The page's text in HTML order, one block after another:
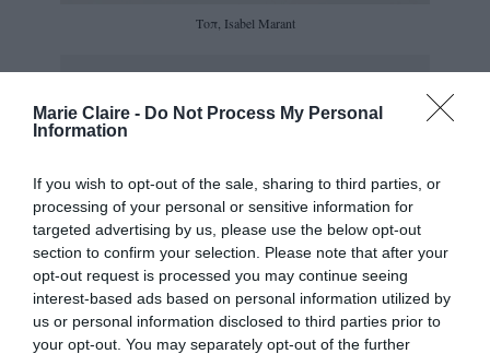
Marie Claire - Do Not Process My Personal
Information
If you wish to opt-out of the sale, sharing to third parties, or
processing of your personal or sensitive information for
targeted advertising by us, please use the below opt-out
section to confirm your selection. Please note that after your
opt-out request is processed you may continue seeing
interest-based ads based on personal information utilized by
us or personal information disclosed to third parties prior to
your opt-out. You may separately opt-out of the further
Τοπ, Isabel Marant